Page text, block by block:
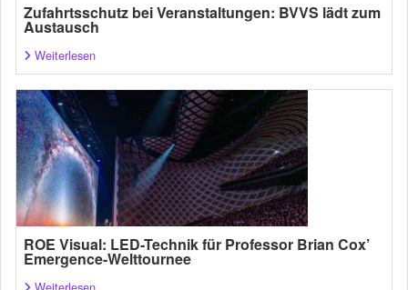
Zufahrtsschutz bei Veranstaltungen: BVVS lädt zum
Austausch
Weiterlesen
ROE Visual: LED-Technik für Professor Brian Cox’
Emergence-Welttournee